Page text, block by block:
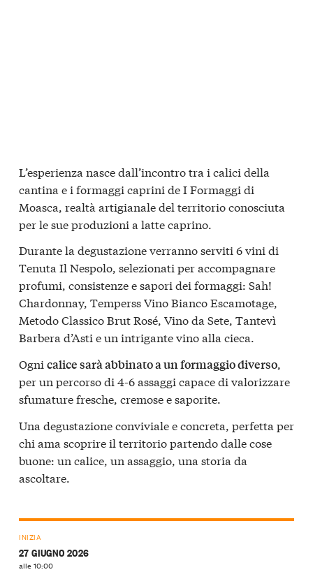
L’esperienza nasce dall’incontro tra i calici della
cantina e i formaggi caprini deI Formaggi di
Moasca, realtà artigianale del territorio conosciuta
per le sue produzioni a latte caprino.
Durante la degustazione verranno serviti 6 vini di
Tenuta Il Nespolo, selezionati per accompagnare
profumi, consistenze e sapori dei formaggi: Sah!
Chardonnay, Temperss Vino Bianco Escamotage,
Metodo Classico Brut Rosé, Vino da Sete, Tantevì
Barbera d’Asti e un intrigantevino alla cieca.
Ogni calice sarà abbinato a un formaggio diverso,
per un percorso di 4-6 assaggi capace di valorizzare
sfumature fresche, cremose e saporite.
Una degustazione conviviale e concreta, perfetta per
chi ama scoprire il territorio partendo dalle cose
buone: un calice, un assaggio, una storia da
ascoltare.
INIZIA
27 GIUGNO 2026
alle 10:00